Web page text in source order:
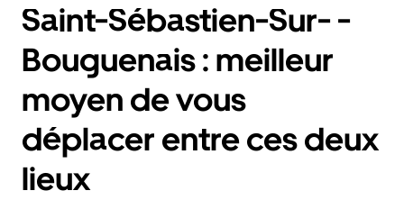
Saint-Sébastien-Sur- -
Bouguenais : meilleur
moyen de vous
déplacer entre ces deux
lieux